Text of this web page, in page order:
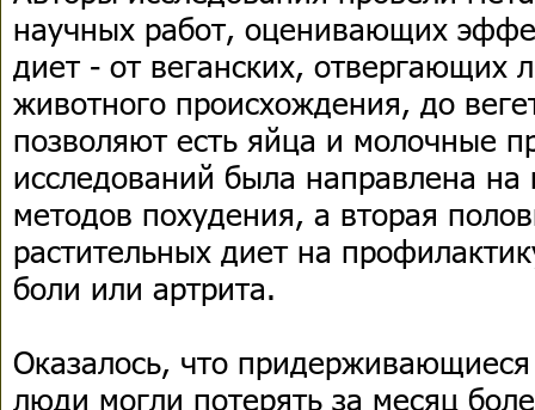
научных работ, оценивающих
диет - от веганских, отвергающих
животного происхождения, до
позволяют есть яйца и молочные
исследований была направлена
методов похудения, а вторая
растительных диет на
боли или артрита.
Оказалось, что
люди могли потерять за месяц